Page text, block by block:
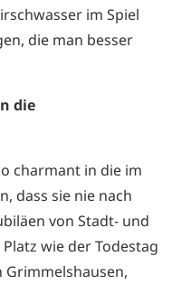
im Spiel
die man besser
die
charmant in die im
dass sie nie nach
von Stadt- und
wie der Todestag
Grimmelshausen,